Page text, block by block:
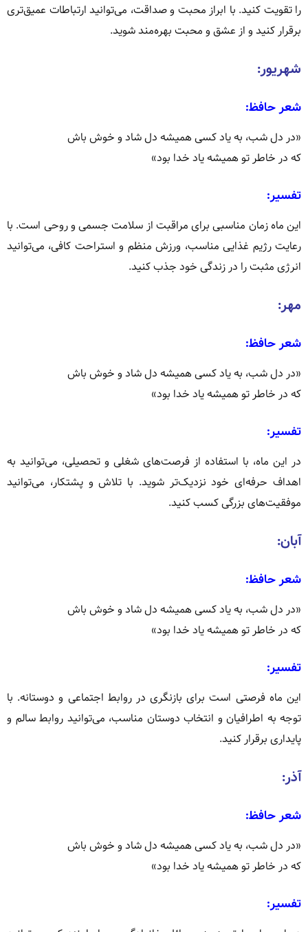
را تقویت کنید. با ابراز محبت و صداقت، می‌توانید ارتباطات عمیق‌تری
برقرار کنید و از عشق و محبت بهره‌مند شوید.
شهریور:
شعر حافظ:
«در دل شب، به یاد کسی همیشه دل شاد و خوش باش
که در خاطر تو همیشه یاد خدا بود»
تفسیر:
این ماه زمان مناسبی برای مراقبت از سلامت جسمی و روحی است. با
رعایت رژیم غذایی مناسب، ورزش منظم و استراحت کافی، می‌توانید
انرژی مثبت را در زندگی خود جذب کنید.
مهر:
شعر حافظ:
«در دل شب، به یاد کسی همیشه دل شاد و خوش باش
که در خاطر تو همیشه یاد خدا بود»
تفسیر:
در این ماه، با استفاده از فرصت‌های شغلی و تحصیلی، می‌توانید به
اهداف حرفه‌ای خود نزدیک‌تر شوید. با تلاش و پشتکار، می‌توانید
موفقیت‌های بزرگی کسب کنید.
آبان:
شعر حافظ:
«در دل شب، به یاد کسی همیشه دل شاد و خوش باش
که در خاطر تو همیشه یاد خدا بود»
تفسیر:
این ماه فرصتی است برای بازنگری در روابط اجتماعی و دوستانه. با
توجه به اطرافیان و انتخاب دوستان مناسب، می‌توانید روابط سالم و
پایداری برقرار کنید.
آذر:
شعر حافظ:
«در دل شب، به یاد کسی همیشه دل شاد و خوش باش
که در خاطر تو همیشه یاد خدا بود»
تفسیر: